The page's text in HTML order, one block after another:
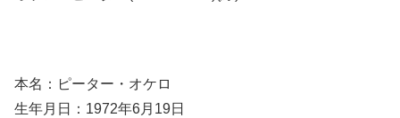
本名：ピーター・オケロ
生年月日：1972年6月19日